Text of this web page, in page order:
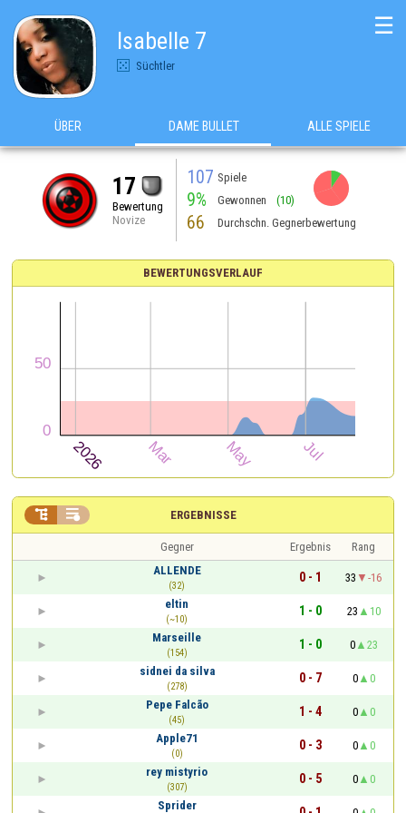
Isabelle 7
Süchtler
☰
ÜBER DAME BULLET ALLE SPIELE
17
Bewertung
Novize
107 Spiele
9% Gewonnen (10)
66 Durchschn. Gegnerbewertung
BEWERTUNGSVERLAUF
ERGEBNISSE
 
Gegner Ergebnis
Rang
ALLENDE
(32)
0 - 1 33
-16
eltin
(~10)
1 - 0 23
10
Marseille
(154)
1 - 0 0
23
sidnei da silva
(278)
0 - 7 0
0
Pepe Falcão
(45)
1 - 4 0
0
Apple71
(0)
0 - 3 0
0
rey mistyrio
(307)
0 - 5 0
0
Sprider